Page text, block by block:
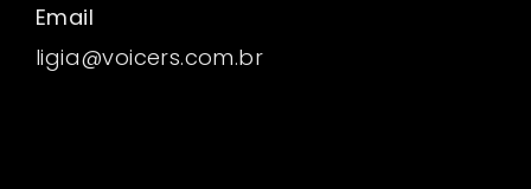
Email
ligia@voicers.com.br